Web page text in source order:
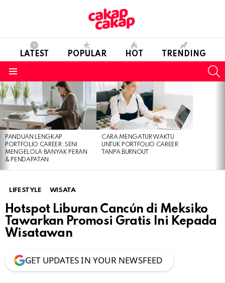
LATEST POPULAR HOT TRENDING
LATEST
STORIES
PANDUAN LENGKAP
PORTFOLIO CAREER: SENI
MENGELOLA BANYAK PERAN
& PENDAPATAN
CARA MENGATUR WAKTU
UNTUK PORTFOLIO CAREER
TANPA BURNOUT
LIFESTYLE WISATA
Hotspot Liburan Cancún di Meksiko
Tawarkan Promosi Gratis Ini Kepada
Wisatawan
GET UPDATES IN YOUR NEWSFEED